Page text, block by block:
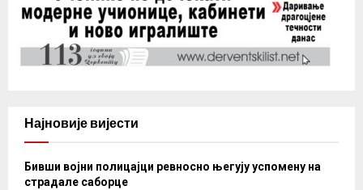
Најновије вијести
Бивши војни полицајци ревносно његују успомену на
страдале саборце